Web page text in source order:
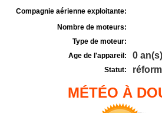
Compagnie aérienne exploitante:
Nombre de moteurs:
Type de moteur:
Age de l'appareil:
0 an(s)
Statut:
MÉTÉO À